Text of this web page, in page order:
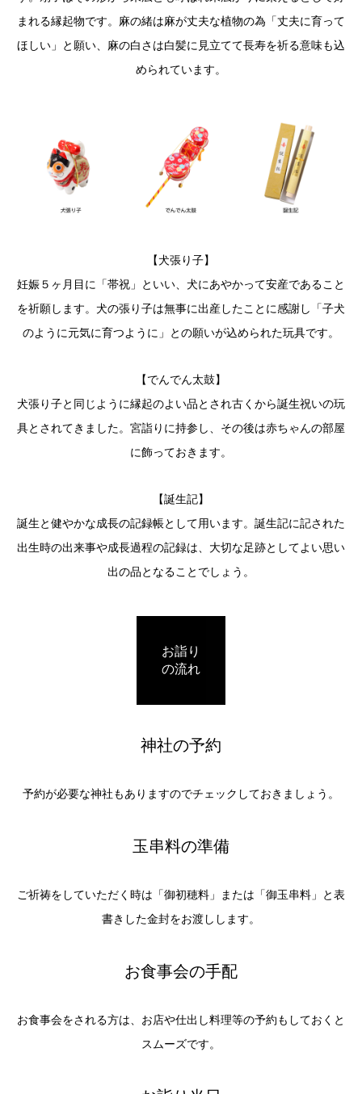
まれる縁起物です。麻の緒は麻が丈夫な植物の為「丈夫に育って
ほしい」と願い、麻の白さは白髪に見立てて長寿を祈る意味も込
められています。
【犬張り子】
妊娠５ヶ月目に「帯祝」といい、犬にあやかって安産であること
を祈願します。犬の張り子は無事に出産したことに感謝し「子犬
のように元気に育つように」との願いが込められた玩具です。
【でんでん太鼓】
犬張り子と同じように縁起のよい品とされ古くから誕生祝いの玩
具とされてきました。宮詣りに持参し、その後は赤ちゃんの部屋
に飾っておきます。
【誕生記】
誕生と健やかな成長の記録帳として用います。誕生記に記された
出生時の出来事や成長過程の記録は、大切な足跡としてよい思い
出の品となることでしょう。
お詣り
の流れ
神社の予約
予約が必要な神社もありますのでチェックしておきましょう。
玉串料の準備
ご祈祷をしていただく時は「御初穂料」または「御玉串料」と表
書きした金封をお渡しします。
お食事会の手配
お食事会をされる方は、お店や仕出し料理等の予約もしておくと
スムーズです。